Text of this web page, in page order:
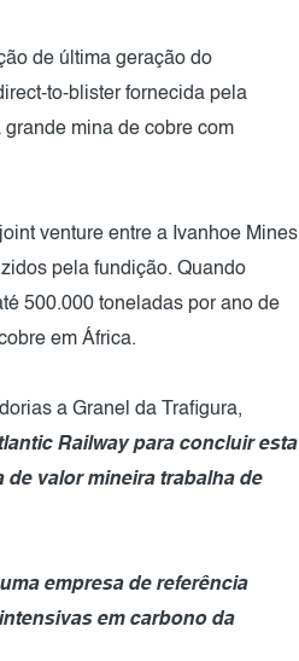
de última geração do
to-blister fornecida pela
mina de cobre com
venture entre a Ivanhoe Mines
pela fundição. Quando
500.000 toneladas por ano de
em África.
a Granel da Trafigura,
Railway para concluir esta
valor mineira trabalha de
empresa de referência
em carbono da